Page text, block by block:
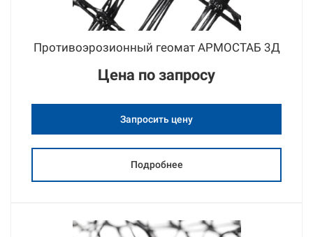
Противоэрозионный геомат АРМОСТАБ 3Д
Цена по запросу
Запросить цену
Подробнее